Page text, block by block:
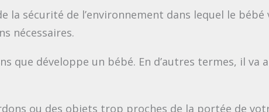
sécurité de l’environnement dans lequel le
nécessaires.
que développe un bébé. En d’autres termes, il va
ou des objets trop proches de la portée de